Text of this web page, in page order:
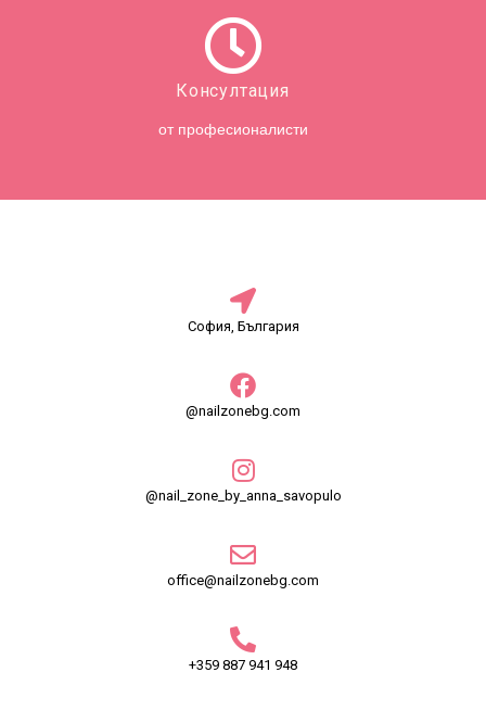
Консултация
от професионалисти
София, България
@nailzonebg.com
@nail_zone_by_anna_savopulo
office@nailzonebg.com
+359 887 941 948